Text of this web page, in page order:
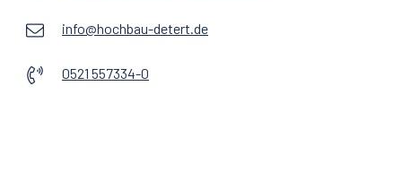
info@hochbau-detert.de
0521 557334-0